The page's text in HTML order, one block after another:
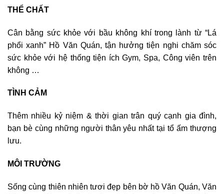
THỂ CHẤT
Cân bằng sức khỏe với bầu không khí trong lành từ “Lá
phổi xanh” Hồ Văn Quán, tận hưởng tiện nghi chăm sóc
sức khỏe với hệ thống tiện ích Gym, Spa, Công viên trên
không …
TÌNH CẢM
Thêm nhiều kỷ niệm & thời gian trân quý cạnh gia đình,
bạn bè cùng những người thân yêu nhất tại tổ ấm thượng
lưu.
MÔI TRƯỜNG
Sống cùng thiên nhiên tươi đẹp bên bờ hồ Văn Quán, Văn